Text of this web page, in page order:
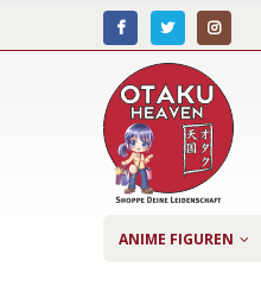
ANIME FIGUREN